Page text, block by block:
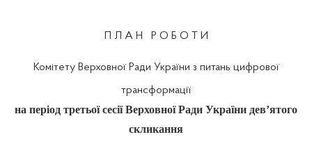
П Л А Н Р О Б О Т И
Комітету Верховної Ради України з питань цифрової
трансформації
на період третьої сесії Верховної Ради України дев’ятого
скликання